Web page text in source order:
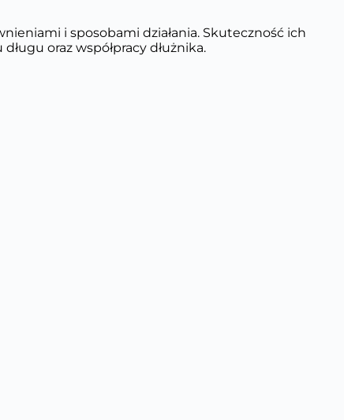
i sposobami działania. Skuteczność ich
oraz współpracy dłużnika.